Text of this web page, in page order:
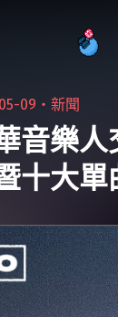
09・新聞
音樂
十大單